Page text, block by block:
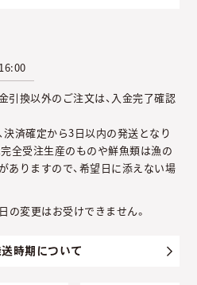
引換以外のご注文は、入金完了確認
決済確定から3日以内の発送となり
全受注生産のものや鮮魚類は漁の
ありますので、希望日に添えない場
の変更はお受けできません。
時期について